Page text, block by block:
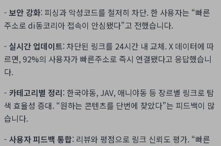
- 보안 강화: 피싱과 악성코드를 철저히 차단. 한 사용자는 “빠른
주소로 di동코리아 접속이 안심됐다”고 전했습니다.
- 실시간 업데이트: 차단된 링크를 24시간 내 교체. X 데이터에 따
르면, 92%의 사용자가 빠른주소로 즉시 연결됐다고 응답했습니
다.
- 카테고리별 정리: 한국야동, JAV, 애니야동 등 장르별 링크로 탐
색 효율성 증대. “원하는 콘텐츠를 단번에 찾았다”는 피드백이 많
습니다.
- 사용자 피드백 통합: 리뷰와 평점으로 링크 신뢰도 평가. “빠른